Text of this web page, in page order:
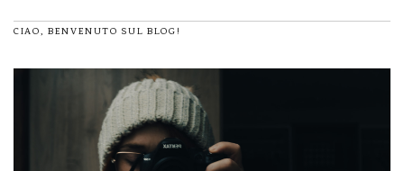
CIAO, BENVENUTO SUL BLOG!